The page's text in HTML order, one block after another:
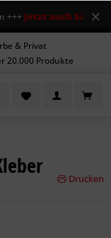
Jetzt auch Sa
& Privat
20.000 Produkte
Drucken